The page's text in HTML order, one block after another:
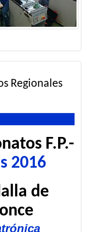
Regionales
F.P.-
2016
de